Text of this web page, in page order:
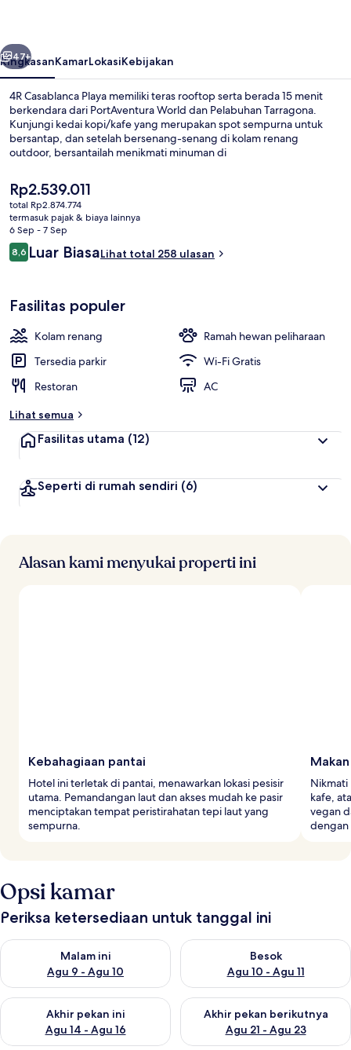
Berikutnya
47+
RingkasanKamarLokasiKebijakan
4R Casablanca Playa memiliki teras rooftop serta berada 15 menit
berkendara dari PortAventura World dan Pelabuhan Tarragona.
Kunjungi kedai kopi/kafe yang merupakan spot sempurna untuk
bersantap, dan setelah bersenang-senang di kolam renang
outdoor, bersantailah menikmati minuman di
kolam renang anak, dan toko roti/camilan.
Harga
saat
ini
Rp2.539.011
Rp2.539.011
total Rp2.874.774
termasuk pajak & biaya lainnya
6 Sep - 7 Sep
Ulasan
8,68,6 dari 10
Luar BiasaLihat total 258 ulasan
Fasilitas populer
Kolam renang
Ramah hewan peliharaan
Tersedia parkir
Wi-Fi Gratis
Restoran
AC
Lihat semua
Fasilitas utama (12)
Seperti di rumah sendiri (6)
Alasan kami menyukai properti ini
Kebahagiaan pantai
Hotel ini terletak di pantai, menawarkan lokasi pesisir
utama. Pemandangan laut dan akses mudah ke pasir
menciptakan tempat peristirahatan tepi laut yang
sempurna.
Nikmati
kafe,
vegan
dengan
Opsi kamar
Periksa ketersediaan untuk tanggal ini
Malam ini
Agu 9 - Agu 10
Periksa ketersediaan untuk malam ini Agu 9 - Agu 10
Besok
Agu 10 - Agu 11
Periksa ketersediaan untuk
Akhir pekan ini
Agu 14 - Agu 16
Periksa ketersediaan untuk akhir pekan ini Agu 14 - Agu 16
Akhir pekan berikutnya
Agu 21 - Agu 23
Periksa ketersediaan untuk